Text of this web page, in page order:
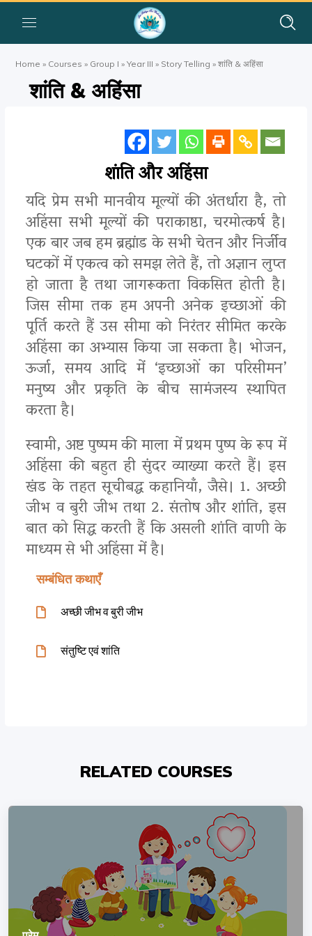
Home » Courses » Group I »Year III » Story Telling »शांति & अहिंसा
शांति & अहिंसा
शांति और अहिंसा
यदि प्रेम सभी मानवीय मूल्यों की अंतर्धारा है, तो
अहिंसा सभी मूल्यों की पराकाष्ठा, चरमोत्कर्ष है।
एक बार जब हम ब्रह्मांड के सभी चेतन और निर्जीव
घटकों में एकत्व को समझ लेते हैं, तो अज्ञान लुप्त
हो जाता है तथा जागरूकता विकसित होती है।
जिस सीमा तक हम अपनी अनेक इच्छाओं की
पूर्ति करते हैं उस सीमा को निरंतर सीमित करके
अहिंसा का अभ्यास किया जा सकता है। भोजन,
ऊर्जा, समय आदि में ‘इच्छाओं का परिसीमन’
मनुष्य और प्रकृति के बीच सामंजस्य स्थापित
करता है।
स्वामी, अष्ट पुष्पम की माला में प्रथम पुष्प के रूप में
अहिंसा की बहुत ही सुंदर व्याख्या करते हैं। इस
खंड के तहत सूचीबद्ध कहानियाँ, जैसे। 1. अच्छी
जीभ व बुरी जीभ तथा 2. संतोष और शांति, इस
बात को सिद्ध करती हैं कि असली शांति वाणी के
माध्यम से भी अहिंसा में है।
सम्बंधित कथाएँ
अच्छी जीभ व बुरी जीभ
संतुष्टि एवं शांति
RELATED COURSES